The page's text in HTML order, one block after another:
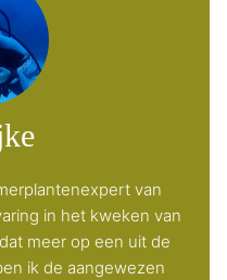
van
in het kweken van
meer op een uit de
ik de aangewezen